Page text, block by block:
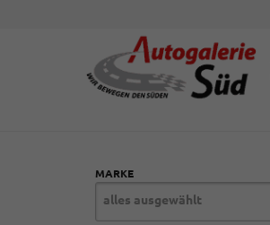
MARKE
alles ausgewählt